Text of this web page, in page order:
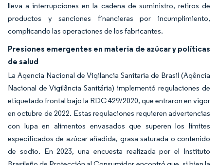
lleva a interrupciones en la cadena de suministro, retiros de
productos y sanciones financieras por incumplimiento,
complicando las operaciones de los fabricantes.
Presiones emergentes en materia de azúcar y políticas
de salud
La Agencia Nacional de Vigilancia Sanitaria de Brasil (Agência
Nacional de Vigilância Sanitária) implementó regulaciones de
etiquetado frontal bajo la RDC 429/2020, que entraron en vigor
en octubre de 2022. Estas regulaciones requieren advertencias
con lupa en alimentos envasados que superen los límites
especificados de azúcar añadida, grasa saturada o contenido
de sodio. En 2023, una encuesta realizada por el Instituto